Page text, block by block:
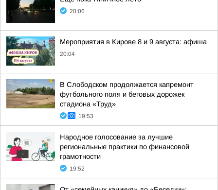
20:06
Мероприятия в Кирове 8 и 9 августа: афиша
20:04
В Слободском продолжается капремонт
футбольного поля и беговых дорожек
стадиона «Труд»
19:53
Народное голосование за лучшие
региональные практики по финансовой
грамотности
19:52